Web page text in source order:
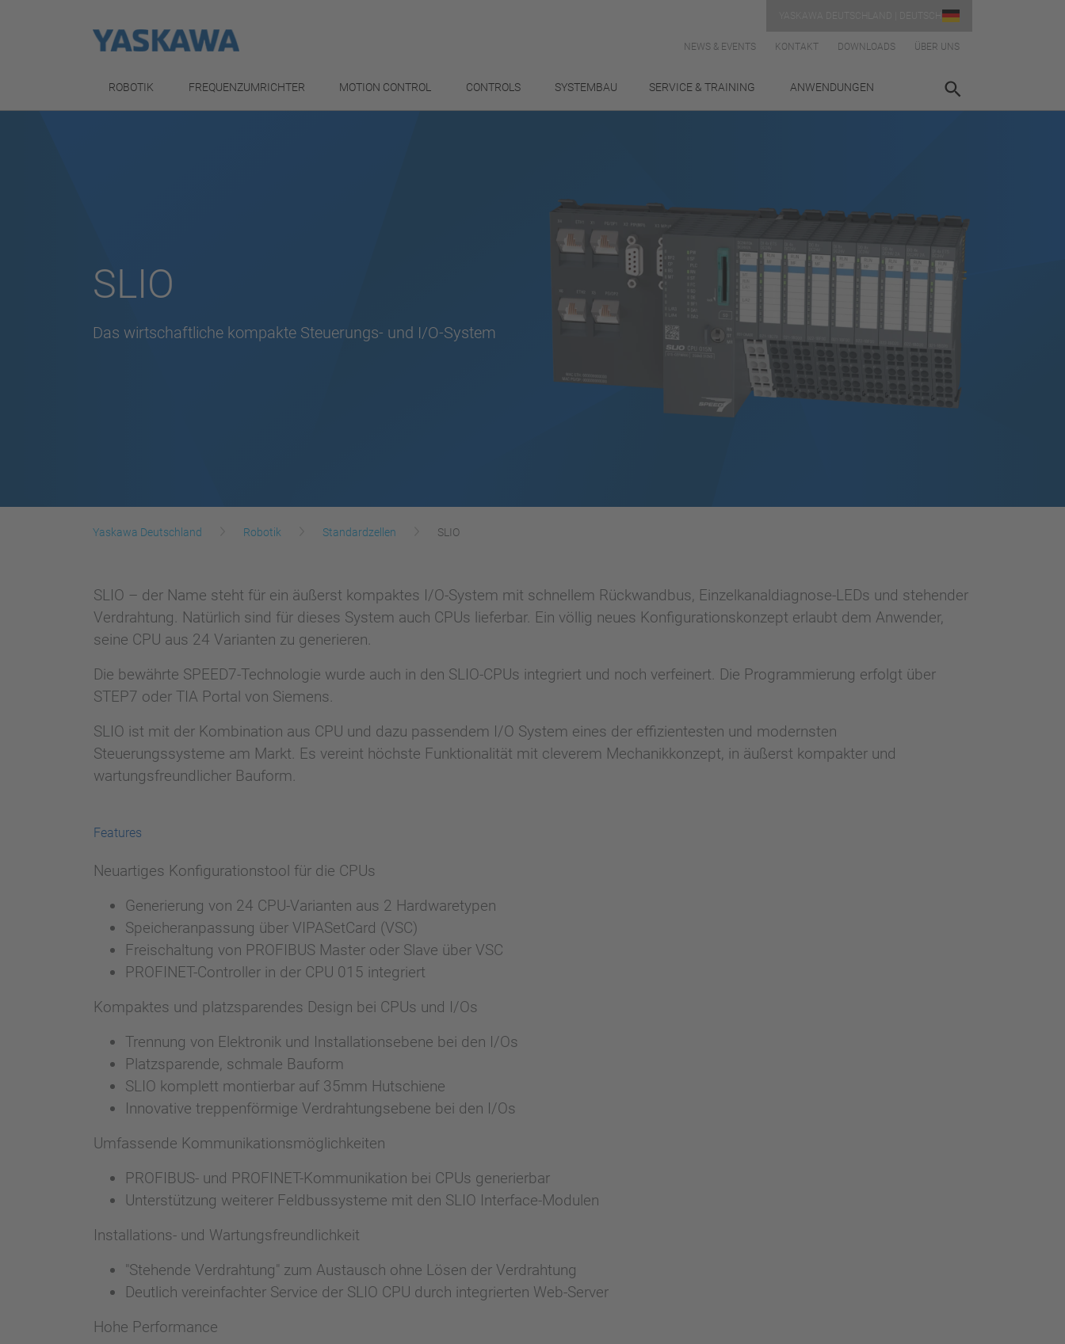
NEWS & EVENTS KONTAKT DOWNLOADS ÜBER UNS
ROBOTIK FREQUENZUMRICHTER MOTION CONTROL CONTROLS SYSTEMBAU SERVICE & TRAINING ANWENDUNGEN
SLIO
Das wirtschaftliche kompakte Steuerungs- und I/O-System
Yaskawa Deutschland Robotik Standardzellen SLIO
SLIO – der Name steht für ein äußerst kompaktes I/O-System mit schnellem Rückwandbus, Einzelkanaldiagnose-LEDs und stehender
Verdrahtung. Natürlich sind für dieses System auch CPUs lieferbar. Ein völlig neues Konfigurationskonzept erlaubt dem Anwender,
seine CPU aus 24 Varianten zu generieren.
Die bewährte SPEED7-Technologie wurde auch in den SLIO-CPUs integriert und noch verfeinert. Die Programmierung erfolgt über
STEP7 oder TIA Portal von Siemens.
SLIO ist mit der Kombination aus CPU und dazu passendem I/O System eines der effizientesten und modernsten
Steuerungssysteme am Markt. Es vereint höchste Funktionalität mit cleverem Mechanikkonzept, in äußerst kompakter und
wartungsfreundlicher Bauform.
Features
Neuartiges Konfigurationstool für die CPUs
Generierung von 24 CPU-Varianten aus 2 Hardwaretypen
Speicheranpassung über VIPASetCard (VSC)
Freischaltung von PROFIBUS Master oder Slave über VSC
PROFINET-Controller in der CPU 015 integriert
Kompaktes und platzsparendes Design bei CPUs und I/Os
Trennung von Elektronik und Installationsebene bei den I/Os
Platzsparende, schmale Bauform
SLIO komplett montierbar auf 35mm Hutschiene
Innovative treppenförmige Verdrahtungsebene bei den I/Os
Umfassende Kommunikationsmöglichkeiten
PROFIBUS- und PROFINET-Kommunikation bei CPUs generierbar
Unterstützung weiterer Feldbussysteme mit den SLIO Interface-Modulen
Installations- und Wartungsfreundlichkeit
"Stehende Verdrahtung" zum Austausch ohne Lösen der Verdrahtung
Deutlich vereinfachter Service der SLIO CPU durch integrierten Web-Server
Hohe Performance